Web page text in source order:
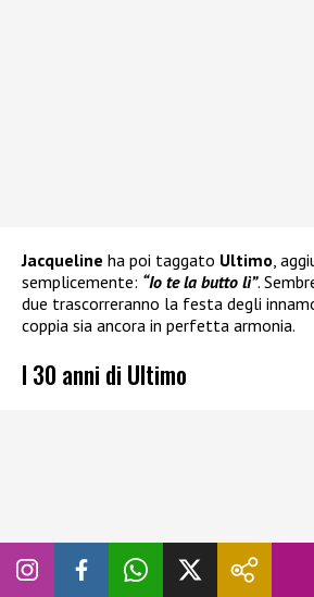
Jacqueline ha poi taggato Ultimo,
semplicemente: “Io te la butto lì”.
due trascorreranno la festa degli
coppia sia ancora in perfetta armonia.
I 30 anni di Ultimo